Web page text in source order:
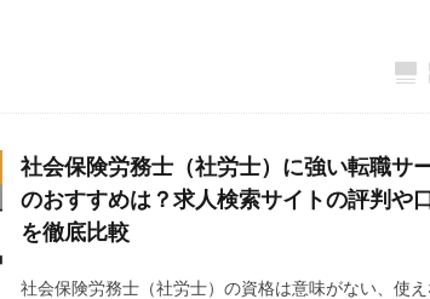
社会保険労務士（社労士）に強い転職サ
のおすすめは？求人検索サイトの評判や
を徹底比較
社会保険労務士（社労士）の資格は意味がない、使え
弁護士 大学 建築施工管理士 就職支援 就
定額 学歴 大阪 土木施工管理士 企業
司法書士